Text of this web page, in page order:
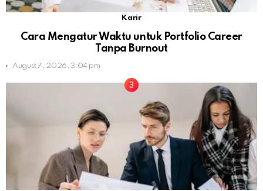
Karir
Cara Mengatur Waktu untuk Portfolio Career
Tanpa Burnout
August 7, 2026, 3:04 pm